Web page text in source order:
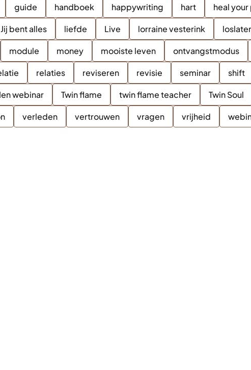
guide handboek happywriting hart heal your
Jij bent alles liefde Live lorraine vesterink
module money mooiste leven ontvangstmodus
relaties reviseren revisie seminar shift
webinar Twin flame twin flame teacher Twin Soul
verleden vertrouwen vragen vrijheid